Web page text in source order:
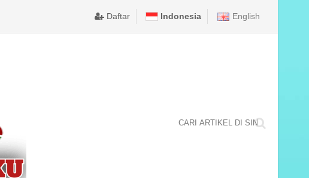
– Pemerintah Kota Ambon memastikan puncak perayaan Hari Ulang
BELA NEGARA TINGKAT NASIONAL TAHUN 2025 DI KABUPATEN
DPRD KOTA AMBON TETAPKAN BODEWIN
Daftar Indonesia English